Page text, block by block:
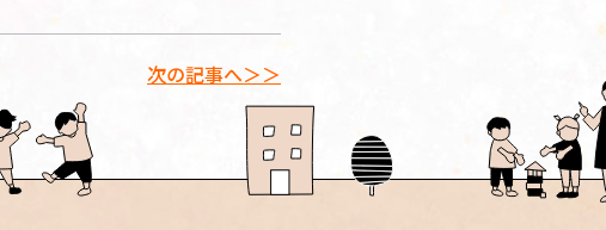
次の記事へ＞＞